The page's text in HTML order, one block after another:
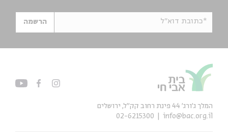
*כתובת דוא"ל הרשמה
המלך ג'ורג' 44 פינת רחוב קק״ל, ירושלים
info@bac.org.il
02-6215300